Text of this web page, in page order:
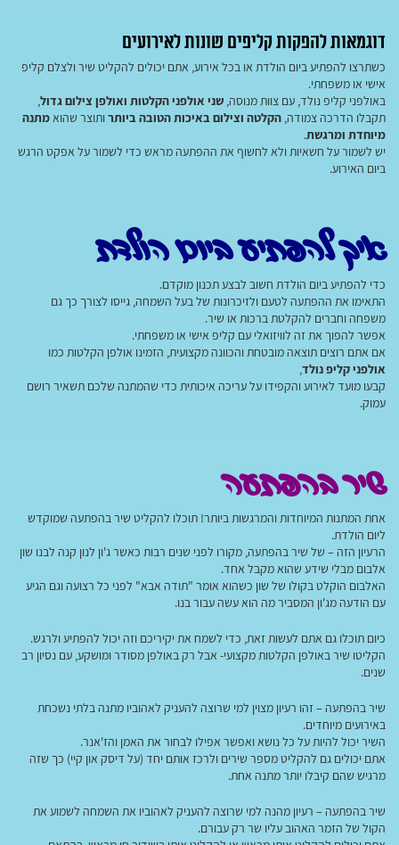
דוגמאות להפקות קליפים שונות לאירועים
כשתרצו להפתיע ביום הולדת או בכל אירוע, אתם יכולים להקליט שיר ולצלם קליפ
אישי או משפחתי.
באולפני קליפ נולד, עם צוות מנוסה, שני אולפני הקלטות ואולפן צילום גדול,
תקבלו הדרכה צמודה, הקלטה וצילום באיכות הטובה ביותרותוצר שהואמתנה
מיוחדת ומרגשת.
יש לשמור על חשאיות ולא לחשוף את ההפתעה מראש כדי לשמור על אפקט הרגש
ביום האירוע.
איך להפתיע ביום הולדת
כדי להפתיע ביום הולדת חשוב לבצע תכנון מוקדם.
התאימו את ההפתעה לטעם ולזיכרונות של בעל השמחה, גייסו לצורך כך גם
משפחה וחברים להקלטת ברכות או שיר.
אפשר להפוך את זה לוויזואלי עם קליפ אישי או משפחתי.
אם אתם רוצים תוצאה מובטחת והכוונה מקצועית, הזמינו אולפן הקלטות כמו
אולפני קליפ נולד,
קבעו מועד לאירוע והקפידו על עריכה איכותית כדי שהמתנה שלכם תשאיר רושם
עמוק.
שיר בהפתעה
אחת המתנות המיוחדות והמרגשות ביותר! תוכלו להקליט שיר בהפתעה שמוקדש
ליום הולדת.
הרעיון הזה – של שיר בהפתעה, מקורו לפני שנים רבות כאשר ג'ון לנון קנה לבנו שון
אלבום מבלי שידע שהוא מקבל אחד.
האלבום הוקלט בקולו של שון כשהוא אומר "תודה אבא" לפני כל רצועה וגם הגיע
עם הודעה מג'ון המסביר מה הוא עשה עבור בנו.
כיום תוכלו גם אתם לעשות זאת, כדי לשמח את יקיריכם וזה יכול להפתיע ולרגש.
הקליטו שיר באולפן הקלטות מקצועי- אבל רק באולפן מסודר ומושקע, עם נסיון רב
שנים.
שיר בהפתעה – זהו רעיון מצוין למי שרוצה להעניק לאהוביו מתנה בלתי נשכחת
באירועים מיוחדים.
השיר יכול להיות על כל נושא ואפשר אפילו לבחור את האמן והז'אנר.
אתם יכולים גם להקליט מספר שירים ולרכז אותם יחד (על דיסק און קיי) כך שזה
מרגיש שהם קיבלו יותר מתנה אחת.
שיר בהפתעה – רעיון מהנה למי שרוצה להעניק לאהוביו את השמחה לשמוע את
הקול של הזמר האהוב עליו שר רק עבורם.